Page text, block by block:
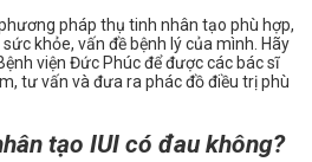
pháp thụ tinh nhân tạo phù hợp,
khỏe, vấn đề bệnh lý của mình. Hãy
viện Đức Phúc để được các bác sĩ
tư vấn và đưa ra phác đồ điều trị phù
tạo IUI có đau không?